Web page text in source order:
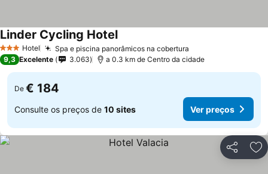
3 EstrelasHotel Spa e piscina panorâmicos na cobertura
Linder Cycling HotelVer preços
9,3 Excelente 3.063 a 0.3 km de Centro da cidade
De € 184
Consulte os preços de 10 sites Ver preços
Partilhar